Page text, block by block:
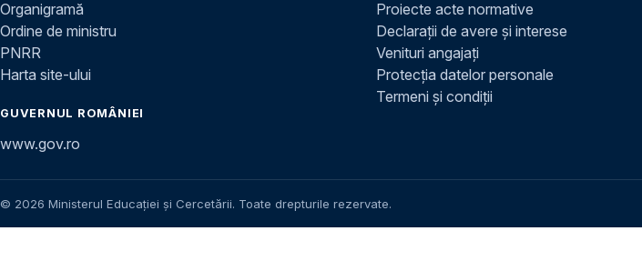
Organigramă
Ordine de ministru
PNRR
Harta site-ului
GUVERNUL ROMÂNIEI
www.gov.ro
Proiecte acte normative
Declarații de avere și interese
Venituri angajați
Protecția datelor personale
Termeni și condiții
© 2026 Ministerul Educației și Cercetării. Toate drepturile rezervate.